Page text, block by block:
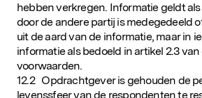
hebben verkregen. Informatie geldt
door de andere partij is medegedeeld
uit de aard van de informatie, maar in
informatie als bedoeld in artikel 2.3
voorwaarden.
12.2 Opdrachtgever is gehouden de
levenssfeer van de respondenten te